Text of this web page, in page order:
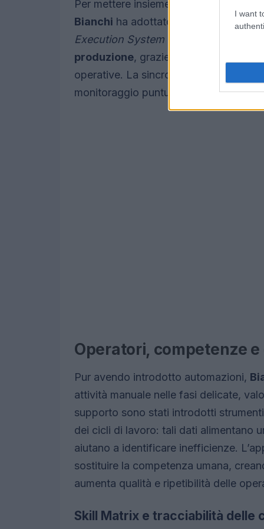
I want
Per mettere insieme informazioni
Bianchi ha adottato un
Execution System
produzione, grazie all’uso di algoritmi
operative. La sincronizzazione dei
monitoraggio puntuale dei materiali e
Operatori, competenze
Pur avendo introdotto automazioni,
attività manuale nelle fasi delicate,
supporto sono stati introdotti
dei cicli di lavoro: tali dati alimentano
aiutano a identificare inefficienze.
sostituire la competenza umana,
aumenta qualità e ripetibilità delle
Skill Matrix e tracciabilità delle